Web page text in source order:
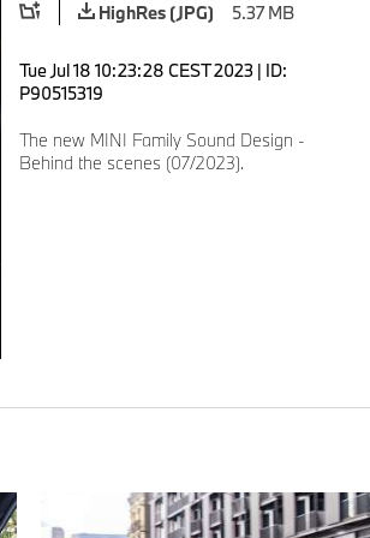
HighRes (JPG)
5.37 MB
Tue Jul 18 10:23:28 CEST 2023 | ID:
P90515319
The new MINI Family Sound Design -
Behind the scenes (07/2023).